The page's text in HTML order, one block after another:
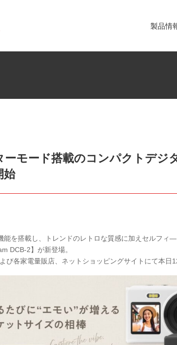
製品情
ーモード搭載のコンパクトデジ
始
能を搭載し、トレンドのレトロな質感に加えセルフィ
DCB-2】が新登場。
び各家電量販店、ネットショッピングサイトにて本日